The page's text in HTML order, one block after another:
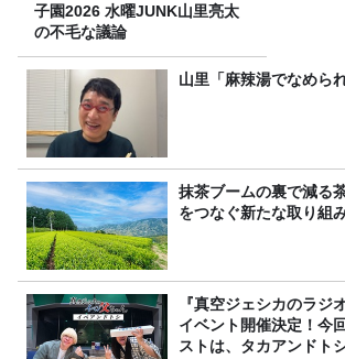
子園2026 水曜JUNK山里亮太
の不毛な議論
山里「麻辣湯でなめら
抹茶ブームの裏で減る
をつなぐ新たな取り組
『真空ジェシカのラジ
イベント開催決定！今
ストは、タカアンドト